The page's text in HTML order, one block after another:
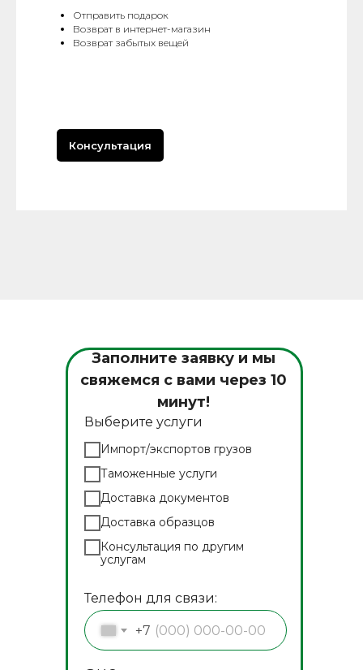
Отправить подарок
Возврат в интернет-магазин
Возврат забытых вещей
Консультация
Заполните заявку и мы
свяжемся с вами через 10
минут!
Выберите услуги
Импорт/экспортов грузов
Таможенные услуги
Доставка документов
Доставка образцов
Консультация по другим
услугам
Телефон для связи:
+7